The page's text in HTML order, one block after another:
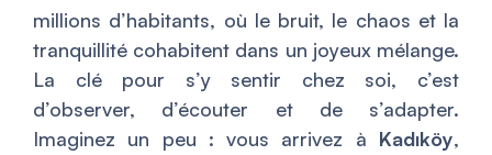
millions d’habitants, où le bruit, le chaos et la
tranquillité cohabitent dans un joyeux mélange.
La clé pour s’y sentir chez soi, c’est
d’observer, d’écouter et de s’adapter.
Imaginez un peu : vous arrivez à Kadıköy,